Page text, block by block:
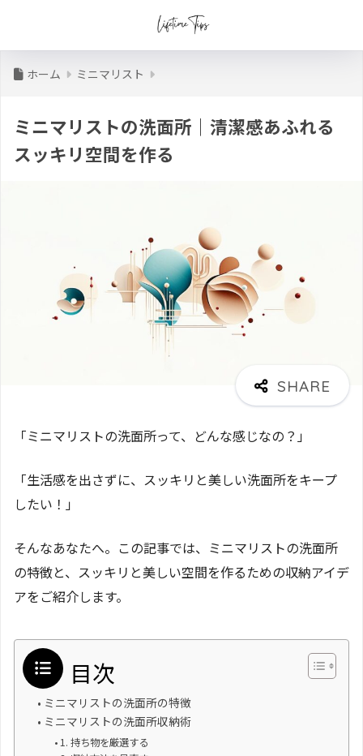
ホーム ミニマリスト
ミニマリストの洗面所｜清潔感あふれる
スッキリ空間を作る
「ミニマリストの洗面所って、どんな感じなの？」
「生活感を出さずに、スッキリと美しい洗面所をキープ
したい！」
そんなあなたへ。この記事では、ミニマリストの洗面所
の特徴と、スッキリと美しい空間を作るための収納アイデ
アをご紹介します。
目次
ミニマリストの洗面所の特徴
ミニマリストの洗面所収納術
1. 持ち物を厳選する